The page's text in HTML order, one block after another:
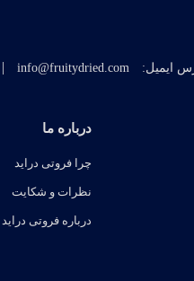
ایمیل: info@fruitydried.com
|
درباره ما
چرا فروتی دراید
نظرات و شکایت
درباره فروتی دراید